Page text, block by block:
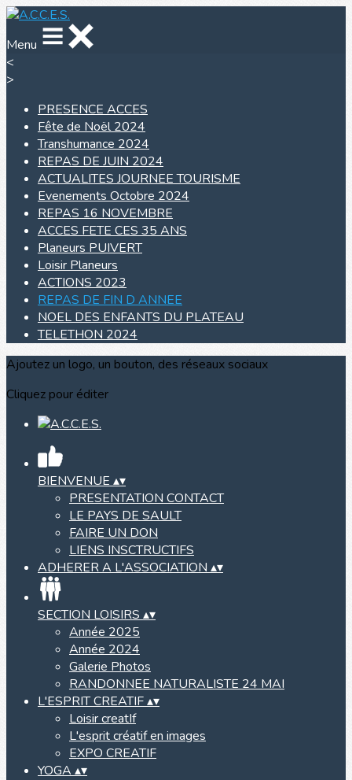
Menu
<
>
PRESENCE ACCES
Fête de Noël 2024
Transhumance 2024
REPAS DE JUIN 2024
ACTUALITES JOURNEE TOURISME
Evenements Octobre 2024
REPAS 16 NOVEMBRE
ACCES FETE CES 35 ANS
Planeurs PUIVERT
Loisir Planeurs
ACTIONS 2023
REPAS DE FIN D ANNEE
NOEL DES ENFANTS DU PLATEAU
TELETHON 2024
Ajoutez un logo, un bouton, des réseaux sociaux
Cliquez pour éditer
BIENVENUE ▴▾
PRESENTATION CONTACT
LE PAYS DE SAULT
FAIRE UN DON
LIENS INSCTRUCTIFS
ADHERER A L'ASSOCIATION ▴▾
SECTION LOISIRS ▴▾
Année 2025
Année 2024
Galerie Photos
RANDONNEE NATURALISTE 24 MAI
L'ESPRIT CREATIF▴▾
Loisir creatIf
L'esprit créatif en images
EXPO CREATIF
YOGA ▴▾